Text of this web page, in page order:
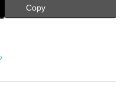
Copy